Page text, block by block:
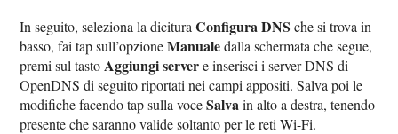
In seguito, seleziona la dicituraConfigura DNS che si trova in
basso, fai tap sull’opzioneManualedalla schermata che segue,
premi sul tasto Aggiungi servere inserisci i server DNS di
OpenDNS di seguito riportati nei campi appositi. Salva poi le
modifiche facendo tap sulla voceSalva in alto a destra, tenendo
presente che saranno valide soltanto per le reti Wi-Fi.